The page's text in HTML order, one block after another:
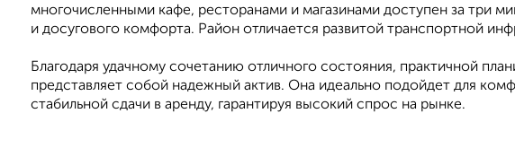
многочисленными кафе, ресторанами и магазинами доступен за три
и досугового комфорта. Район отличается развитой транспортной
Благодаря удачному сочетанию отличного состояния, практичной
представляет собой надежный актив. Она идеально подойдет для
стабильной сдачи в аренду, гарантируя высокий спрос на рынке.